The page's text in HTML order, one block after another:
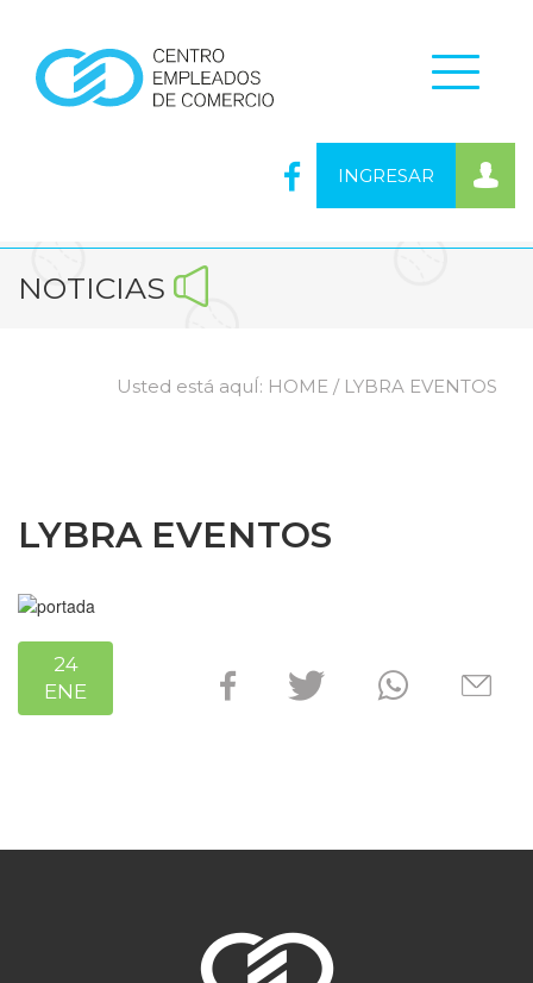
INGRESAR
NOTICIAS
Usted está aquÍ: HOME / LYBRA EVENTOS
LYBRA EVENTOS
24
ENE